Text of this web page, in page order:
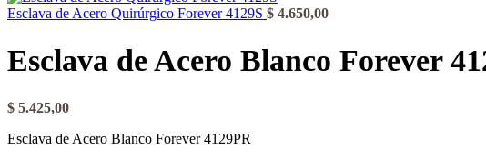
Esclava de Acero Quirúrgico Forever 4129S $ 4.650,00
Esclava de Acero Blanco Forever
$ 5.425,00
Esclava de Acero Blanco Forever 4129PR